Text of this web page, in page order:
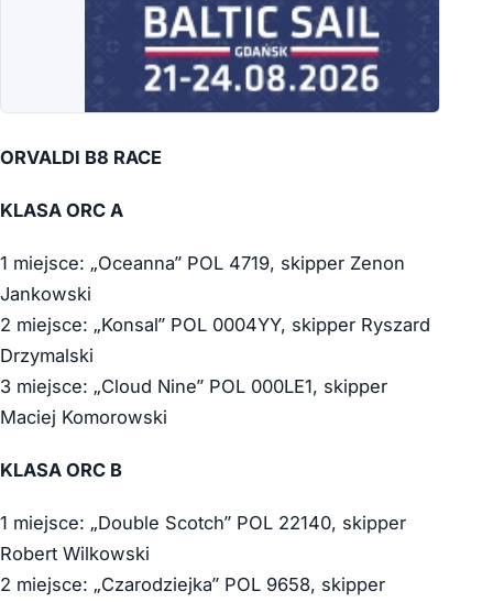
ORVALDI B8 RACE
KLASA ORC A
1 miejsce: „Oceanna” POL 4719, skipper Zenon
Jankowski
2 miejsce: „Konsal” POL 0004YY, skipper Ryszard
Drzymalski
3 miejsce: „Cloud Nine” POL 000LE1, skipper
Maciej Komorowski
KLASA ORC B
1 miejsce: „Double Scotch” POL 22140, skipper
Robert Wilkowski
2 miejsce: „Czarodziejka” POL 9658, skipper